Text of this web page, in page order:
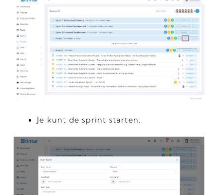
Je kunt de sprint starten.